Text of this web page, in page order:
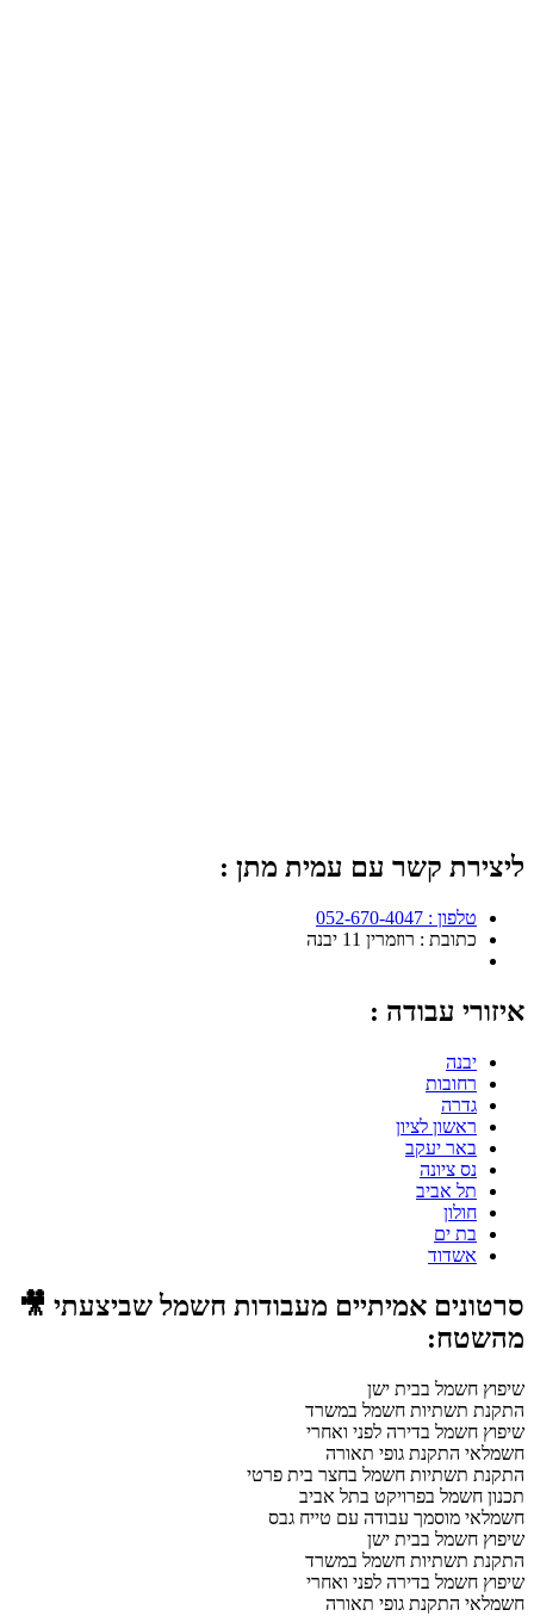
ליצירת קשר עם עמית מתן :
טלפון : 052-670-4047
כתובת : רוזמרין 11 יבנה
איזורי עבודה :
יבנה
רחובות
גדרה
ראשון לציון
באר יעקב
נס ציונה
תל אביב
חולון
בת ים
אשדוד
סרטונים אמיתיים מעבודות חשמל שביצעתי 🎥
מהשטח:
שיפוץ חשמל בבית ישן
התקנת תשתיות חשמל במשרד
שיפוץ חשמל בדירה לפני ואחרי
חשמלאי התקנת גופי תאורה
התקנת תשתיות חשמל בחצר בית פרטי
תכנון חשמל בפרויקט בתל אביב
חשמלאי מוסמך עבודה עם טייח גבס
שיפוץ חשמל בבית ישן
התקנת תשתיות חשמל במשרד
שיפוץ חשמל בדירה לפני ואחרי
חשמלאי התקנת גופי תאורה